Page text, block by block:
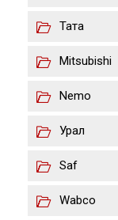
Тата
Mitsubishi
Nemo
Урал
Saf
Wabco